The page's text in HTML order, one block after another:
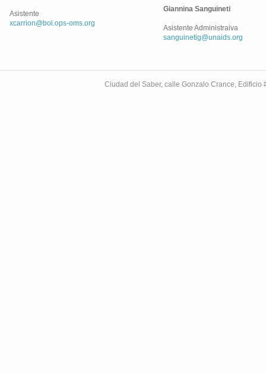
Asistente
xcarrion@bol.ops-oms.org
Giannina Sanguineti
Asistente Administraiva
sanguinetig@unaids.org
Ciudad del Saber, calle Gonzalo Crance,